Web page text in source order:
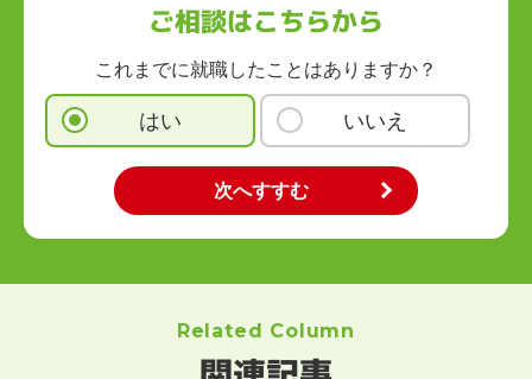
ご相談はこちらから
これまでに就職したことはありますか？
はい いいえ
Related Column